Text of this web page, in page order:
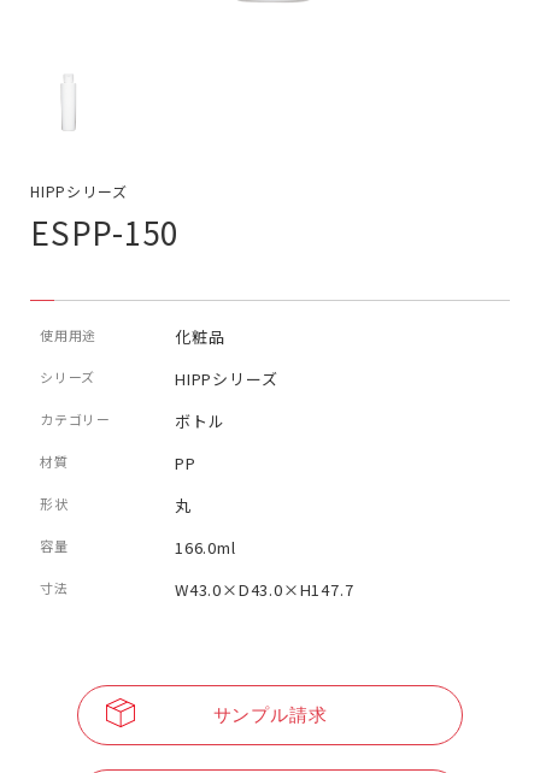
HIPPシリーズ
ESPP-150
使用用途 化粧品
シリーズ HIPPシリーズ
カテゴリー ボトル
材質 PP
形状 丸
容量 166.0ml
寸法 W43.0×D43.0×H147.7
サンプル請求